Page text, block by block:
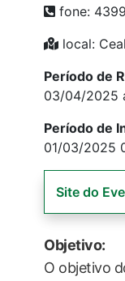
fone:
local: Ceal
Período de
03/04/2025
Período de
01/03/2025
Site do
Objetivo:
O objetivo